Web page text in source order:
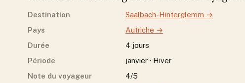
Destination Saalbach-Hinterglemm →
Pays
Autriche →
Durée
4 jours
Période
janvier · Hiver
Note du voyageur
4/5